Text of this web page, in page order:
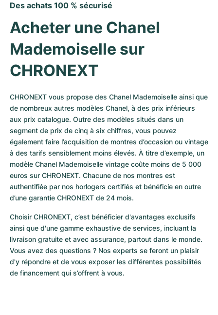
Des achats 100 % sécurisé
Acheter une Chanel
Mademoiselle sur
CHRONEXT
CHRONEXT vous propose des Chanel Mademoiselle ainsi que
de nombreux autres modèles Chanel, à des prix inférieurs
aux prix catalogue. Outre des modèles situés dans un
segment de prix de cinq à six chiffres, vous pouvez
également faire l’acquisition de montres d’occasion ou vintage
à des tarifs sensiblement moins élevés. À titre d’exemple, un
modèle Chanel Mademoiselle vintage coûte moins de 5 000
euros sur CHRONEXT. Chacune de nos montres est
authentifiée par nos horlogers certifiés et bénéficie en outre
d’une garantie CHRONEXT de 24 mois.
Choisir CHRONEXT, c’est bénéficier d'avantages exclusifs
ainsi que d'une gamme exhaustive de services, incluant la
livraison gratuite et avec assurance, partout dans le monde.
Vous avez des questions ? Nos experts se feront un plaisir
d'y répondre et de vous exposer les différentes possibilités
de financement qui s’offrent à vous.